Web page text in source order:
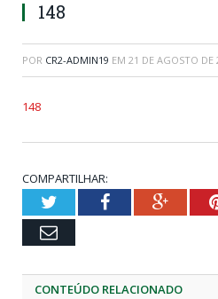
148
POR CR2-ADMIN19 EM 21 DE AGOSTO DE
148
COMPARTILHAR:
TwitterFacebook
Email
CONTEÚDO RELACIONADO